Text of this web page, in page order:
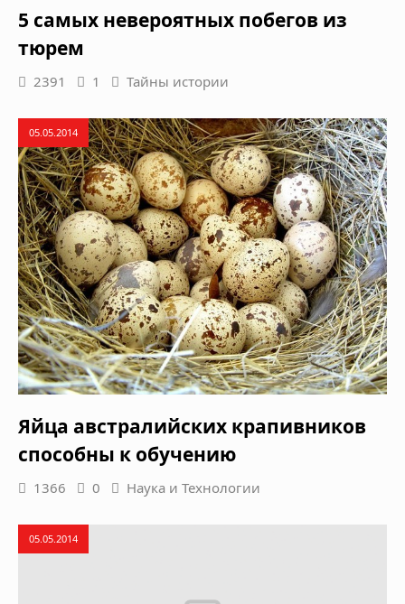
5 самых невероятных побегов из
тюрем
2391 1 Тайны истории
05.05.2014
Яйца австралийских крапивников
способны к обучению
1366 0 Наука и Технологии
05.05.2014